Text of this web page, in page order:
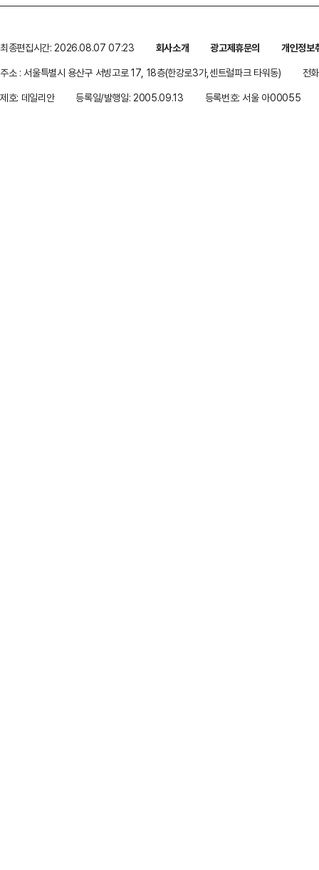
최종편집시간: 2026.08.07 07:23 회사소개 광고제휴문의
개인정보
주소 : 서울특별시 용산구 서빙고로 17, 18층(한강로3가,센트럴파크 타워동)
전
제호: 데일리안
등록일/발행일: 2005.09.13 등록번호: 서울 아00055